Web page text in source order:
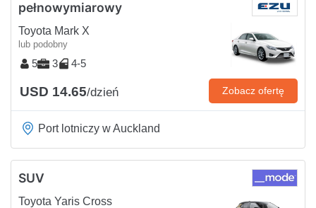
pełnowymiarowy
Toyota Mark X
lub podobny
5 3 4-5
USD 14.65/dzień Zobacz ofertę
Port lotniczy w Auckland
SUV
Toyota Yaris Cross